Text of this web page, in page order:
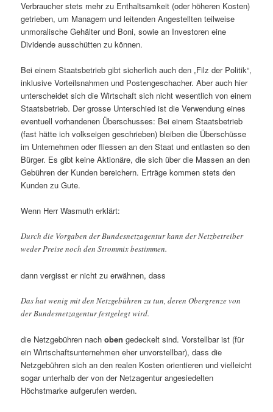
Verbraucher stets mehr zu Enthaltsamkeit (oder höheren Kosten)
getrieben, um Managern und leitenden Angestellten teilweise
unmoralische Gehälter und Boni, sowie an Investoren eine
Dividende ausschütten zu können.
Bei einem Staatsbetrieb gibt sicherlich auch den „Filz der Politik“,
inklusive Vorteilsnahmen und Postengeschacher. Aber auch hier
unterscheidet sich die Wirtschaft sich nicht wesentlich von einem
Staatsbetrieb. Der grosse Unterschied ist die Verwendung eines
eventuell vorhandenen Überschusses: Bei einem Staatsbetrieb
(fast hätte ich volkseigen geschrieben) bleiben die Überschüsse
im Unternehmen oder fliessen an den Staat und entlasten so den
Bürger. Es gibt keine Aktionäre, die sich über die Massen an den
Gebühren der Kunden bereichern. Erträge kommen stets den
Kunden zu Gute.
Wenn Herr Wasmuth erklärt:
Durch die Vorgaben der Bundesnetzagentur kann der Netzbetreiber
weder Preise noch den Strommix bestimmen.
dann vergisst er nicht zu erwähnen, dass
Das hat wenig mit den Netzgebühren zu tun, deren Obergrenze von
der Bundesnetzagentur festgelegt wird.
die Netzgebühren nachoben gedeckelt sind. Vorstellbar ist (für
ein Wirtschaftsunternehmen eher unvorstellbar), dass die
Netzgebühren sich an den realen Kosten orientieren und vielleicht
sogar unterhalb der von der Netzagentur angesiedelten
Höchstmarke aufgerufen werden.